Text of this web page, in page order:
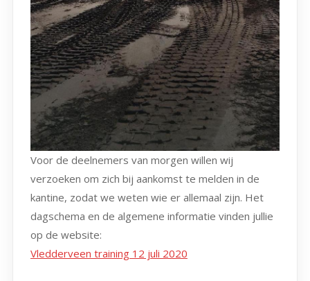
Voor de deelnemers van morgen willen wij
verzoeken om zich bij aankomst te melden in de
kantine, zodat we weten wie er allemaal zijn. Het
dagschema en de algemene informatie vinden jullie
op de website:
Vledderveen training 12 juli 2020